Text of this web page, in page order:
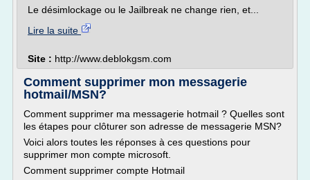
Le désimlockage ou le Jailbreak ne change rien, et...
Lire la suite
Site : http://www.deblokgsm.com
Comment supprimer mon messagerie
hotmail/MSN?
Comment supprimer ma messagerie hotmail ? Quelles sont
les étapes pour clôturer son adresse de messagerie MSN?
Voici alors toutes les réponses à ces questions pour
supprimer mon compte microsoft.
Comment supprimer compte Hotmail